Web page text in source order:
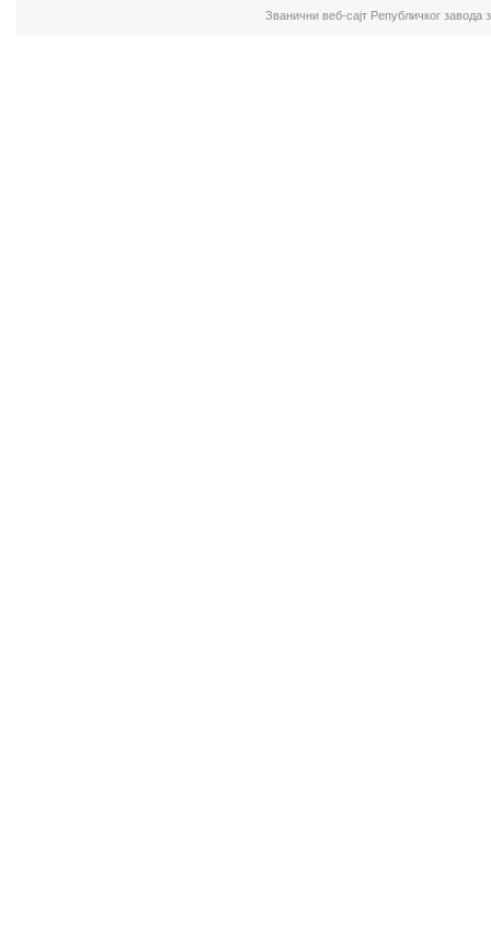
Званични веб-сајт Републичког